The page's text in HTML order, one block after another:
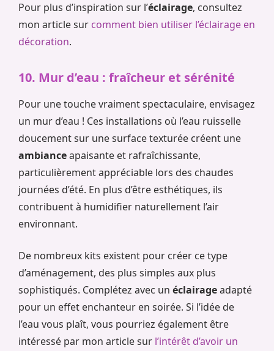
Pour plus d’inspiration sur l’éclairage, consultez
mon article sur comment bien utiliser l’éclairage en
décoration.
10. Mur d’eau : fraîcheur et sérénité
Pour une touche vraiment spectaculaire, envisagez
un mur d’eau ! Ces installations où l’eau ruisselle
doucement sur une surface texturée créent une
ambianceapaisante et rafraîchissante,
particulièrement appréciable lors des chaudes
journées d’été. En plus d’être esthétiques, ils
contribuent à humidifier naturellement l’air
environnant.
De nombreux kits existent pour créer ce type
d’aménagement, des plus simples aux plus
sophistiqués. Complétez avec un éclairageadapté
pour un effet enchanteur en soirée. Si l’idée de
l’eau vous plaît, vous pourriez également être
intéressé par mon article sur l’intérêt d’avoir un